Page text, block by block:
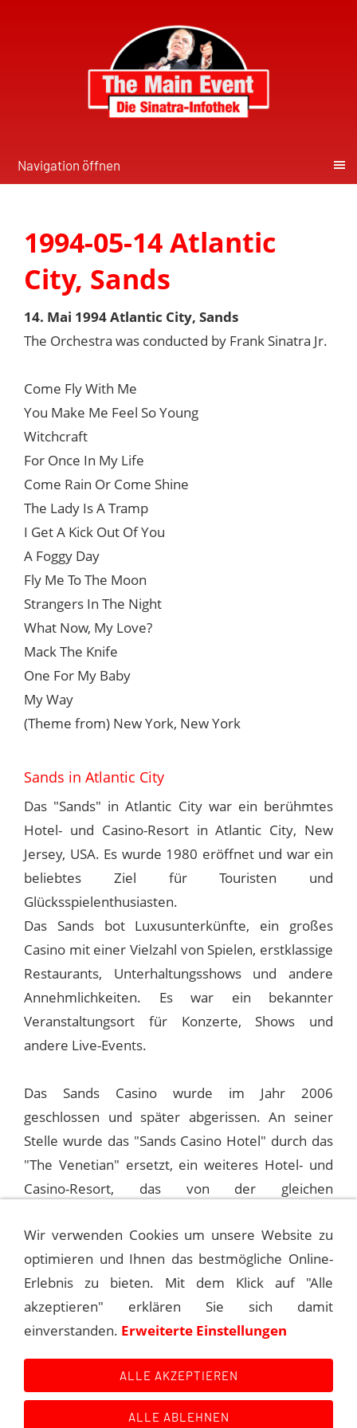
Navigation öffnen
1994-05-14 Atlantic
City, Sands
14. Mai 1994 Atlantic City, Sands
The Orchestra was conducted by Frank Sinatra Jr.
Come Fly With Me
You Make Me Feel So Young
Witchcraft
For Once In My Life
Come Rain Or Come Shine
The Lady Is A Tramp
I Get A Kick Out Of You
A Foggy Day
Fly Me To The Moon
Strangers In The Night
What Now, My Love?
Mack The Knife
One For My Baby
My Way
(Theme from) New York, New York
Sands in Atlantic City
Das "Sands" in Atlantic City war ein berühmtes
Hotel- und Casino-Resort in Atlantic City, New
Jersey, USA. Es wurde 1980 eröffnet und war ein
beliebtes Ziel für Touristen und
Glücksspielenthusiasten.
Das Sands bot Luxusunterkünfte, ein großes
Casino mit einer Vielzahl von Spielen, erstklassige
Restaurants, Unterhaltungsshows und andere
Annehmlichkeiten. Es war ein bekannter
Veranstaltungsort für Konzerte, Shows und
andere Live-Events.
Das Sands Casino wurde im Jahr 2006
geschlossen und später abgerissen. An seiner
Stelle wurde das "Sands Casino Hotel" durch das
"The Venetian" ersetzt, ein weiteres Hotel- und
Casino-Resort, das von der gleichen
1994-05-27 LAS VEGAS, MGM GRAND
THEATRE
Wir verwenden Cookies um unsere Website zu
optimieren und Ihnen das bestmögliche Online-
Erlebnis zu bieten. Mit dem Klick auf "Alle
akzeptieren" erklären Sie sich damit
einverstanden. Erweiterte Einstellungen
ALLE AKZEPTIEREN
ALLE ABLEHNEN